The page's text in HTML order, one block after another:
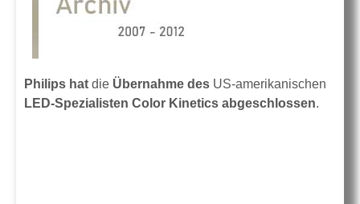
Philips hat die Übernahme des US-amerikanischen
LED-Spezialisten Color Kinetics abgeschlossen.